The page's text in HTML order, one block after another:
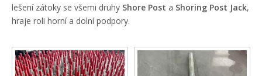
lešení zátoky se všemi druhy Shore Post a Shoring Post Jack,
hraje roli horní a dolní podpory.